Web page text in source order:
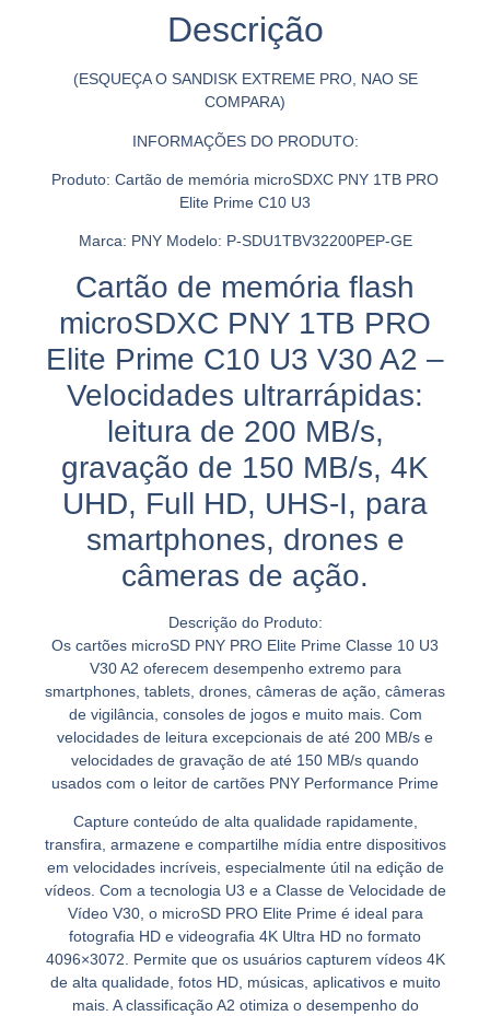
Descrição
(ESQUEÇA O SANDISK EXTREME PRO, NAO SE
COMPARA)
INFORMAÇÕES DO PRODUTO:
Produto: Cartão de memória microSDXC PNY 1TB PRO
Elite Prime C10 U3
Marca: PNY Modelo: P-SDU1TBV32200PEP-GE
Cartão de memória flash
microSDXC PNY 1TB PRO
Elite Prime C10 U3 V30 A2 –
Velocidades ultrarrápidas:
leitura de 200 MB/s,
gravação de 150 MB/s, 4K
UHD, Full HD, UHS-I, para
smartphones, drones e
câmeras de ação.
Descrição do Produto:
Os cartões microSD PNY PRO Elite Prime Classe 10 U3
V30 A2 oferecem desempenho extremo para
smartphones, tablets, drones, câmeras de ação, câmeras
de vigilância, consoles de jogos e muito mais. Com
velocidades de leitura excepcionais de até 200 MB/s e
velocidades de gravação de até 150 MB/s quando
usados ​​com o leitor de cartões PNY Performance Prime
Capture conteúdo de alta qualidade rapidamente,
transfira, armazene e compartilhe mídia entre dispositivos
em velocidades incríveis, especialmente útil na edição de
vídeos. Com a tecnologia U3 e a Classe de Velocidade de
Vídeo V30, o microSD PRO Elite Prime é ideal para
fotografia HD e videografia 4K Ultra HD no formato
4096×3072. Permite que os usuários capturem vídeos 4K
de alta qualidade, fotos HD, músicas, aplicativos e muito
mais. A classificação A2 otimiza o desempenho do